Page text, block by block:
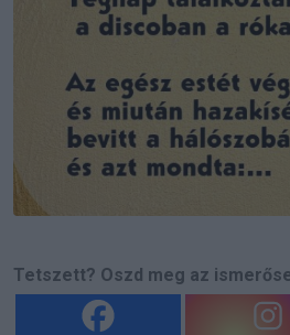
Tetszett? Oszd meg az